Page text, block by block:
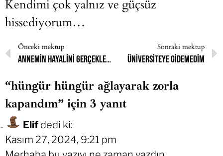
Kendimi çok yalnız ve güçsüz
hissediyorum…
Önceki mektup
Annemin hayalini gerçekleştirmek için vardım
Sonraki mektup
Üniversiteye gidemedim
“hüngür hüngür ağlayarak zorla
kapandım” için 3 yanıt
Elif dedi ki:
Kasım 27, 2024, 9:21 pm